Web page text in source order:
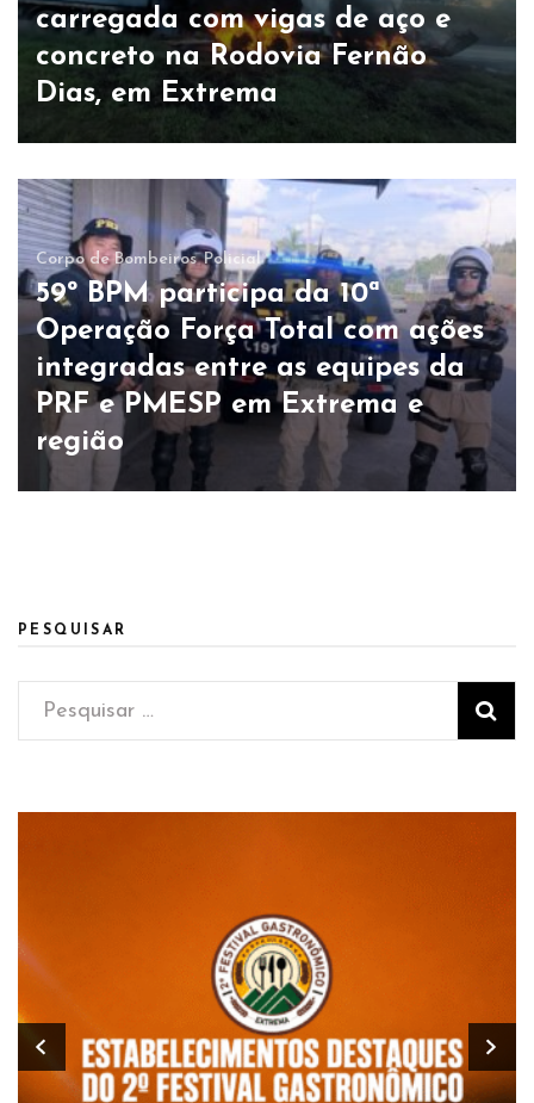
carregada com vigas de aço e
concreto na Rodovia Fernão
Dias, em Extrema
Corpo de Bombeiros Policial
59º BPM participa da 10ª
Operação Força Total com ações
integradas entre as equipes da
PRF e PMESP em Extrema e
região
PESQUISAR
Pesquisar
por: